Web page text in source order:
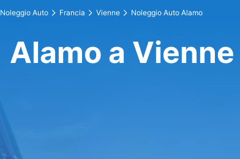
Noleggio Auto Francia Vienne Noleggio Auto Alamo
Alamo a Vienne